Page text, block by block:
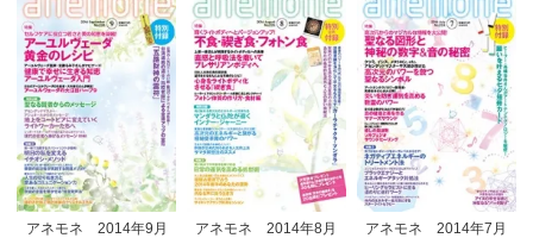
アネモネ 2014年9月
アネモネ 2014年8月
アネモネ 2014年7月